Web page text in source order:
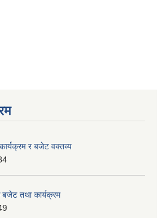
र बजेट वक्तव्य
तथा कार्यक्रम